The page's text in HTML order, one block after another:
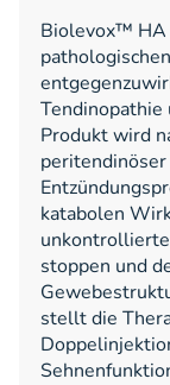
Biolevox™ HA
Tendinopathie
Produkt wird
katabolen
stoppen und
stellt die